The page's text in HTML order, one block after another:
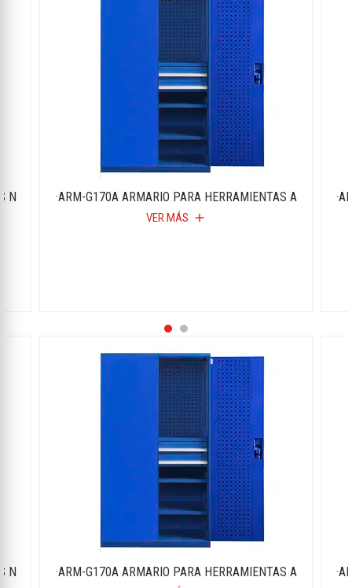
N ·ARM-G170A ARMARIO PARA HERRAMIENTAS A
VER MÁS add
N ·ARM-G170A ARMARIO PARA HERRAMIENTAS A